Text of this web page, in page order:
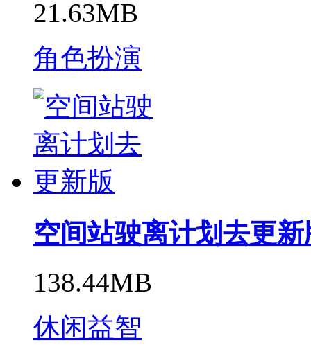
21.63MB
角色扮演
空间站驶离计划去更新
138.44MB
休闲益智